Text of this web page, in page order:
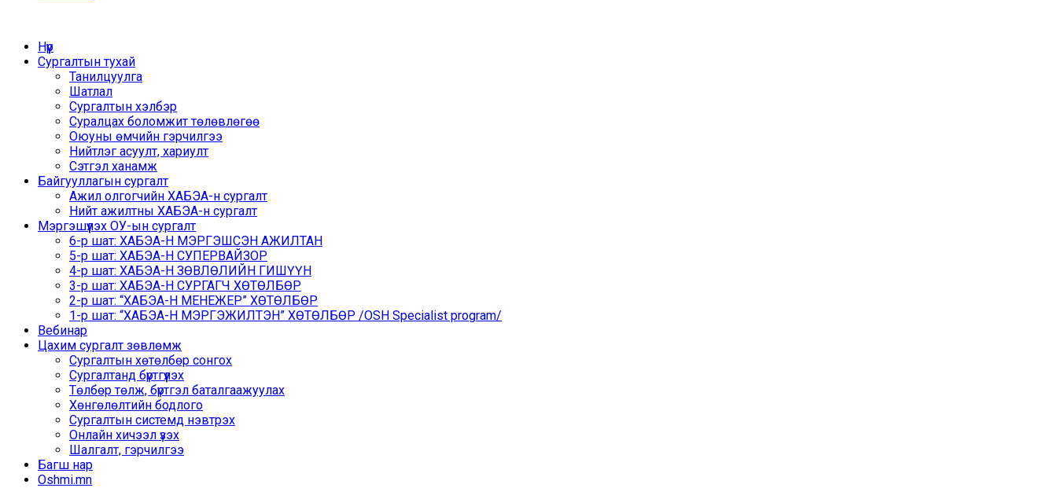
Нүүр
Сургалтын тухай
Танилцуулга
Шатлал
Сургалтын хэлбэр
Суралцах боломжит төлөвлөгөө
Оюуны өмчийн гэрчилгээ
Нийтлэг асуулт, хариулт
Сэтгэл ханамж
Байгууллагын сургалт
Ажил олгогчийн ХАБЭА-н сургалт
Нийт ажилтны ХАБЭА-н сургалт
Мэргэшүүлэх ОУ-ын сургалт
6-р шат: ХАБЭА-Н МЭРГЭШСЭН АЖИЛТАН
5-р шат: ХАБЭА-Н СУПЕРВАЙЗОР
4-р шат: ХАБЭА-Н ЗӨВЛӨЛИЙН ГИШҮҮН
3-р шат: ХАБЭА-Н СУРГАГЧ ХӨТӨЛБӨР
2-р шат: “ХАБЭА-Н МЕНЕЖЕР” ХӨТӨЛБӨР
1-р шат: “ХАБЭА-Н МЭРГЭЖИЛТЭН” ХӨТӨЛБӨР /OSH Specialist program/
Вебинар
Цахим сургалт зөвлөмж
Сургалтын хөтөлбөр сонгох
Сургалтанд бүртгүүлэх
Төлбөр төлж, бүртгэл баталгаажуулах
Хөнгөлөлтийн бодлого
Сургалтын системд нэвтрэх
Онлайн хичээл үзэх
Шалгалт, гэрчилгээ
Багш нар
Oshmi.mn